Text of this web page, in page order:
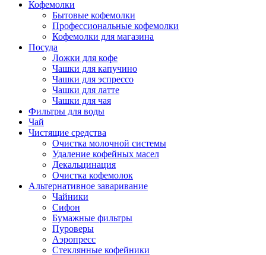
Кофемолки
Бытовые кофемолки
Профессиональные кофемолки
Кофемолки для магазина
Посуда
Ложки для кофе
Чашки для капучино
Чашки для эспрессо
Чашки для латте
Чашки для чая
Фильтры для воды
Чай
Чистящие средства
Очистка молочной системы
Удаление кофейных масел
Декальцинация
Очистка кофемолок
Альтернативное заваривание
Чайники
Сифон
Бумажные фильтры
Пуроверы
Аэропресс
Стеклянные кофейники